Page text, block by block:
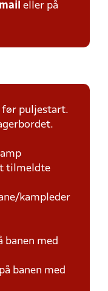
mail eller på
før puljestart.
tilmeldte
kampleder
banen med
banen med